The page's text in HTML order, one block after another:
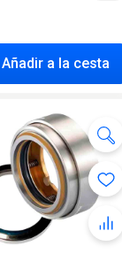
Añadir a la cesta